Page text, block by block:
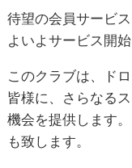
待望の会員サービ
よいよサービス開始
このクラブは、ド
皆様に、さらなる
機会を提供します
も致します。